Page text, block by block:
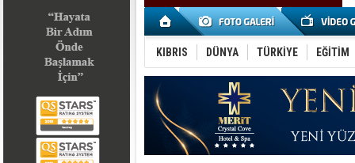
KIBRIS DÜNYA TÜRKİYE EĞİTİM